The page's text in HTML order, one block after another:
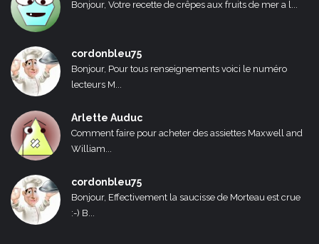
Bonjour, Votre recette de crêpes aux fruits de mer a l...
cordonbleu75
Bonjour, Pour tous renseignements voici le numéro
lecteurs M...
Arlette Auduc
Comment faire pour acheter des assiettes Maxwell and
William...
cordonbleu75
Bonjour, Effectivement la saucisse de Morteau est crue
:-) B...